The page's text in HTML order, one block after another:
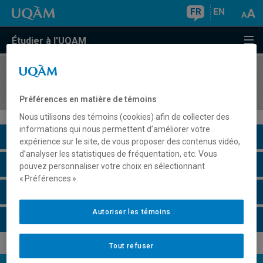
FR EN
Étudier à l'UQAM
COURS//
Description du cours
Horaire - Été 2026
Préférences en matière de témoins
Nous utilisons des témoins (cookies) afin de collecter des
informations qui nous permettent d’améliorer votre
expérience sur le site, de vous proposer des contenus vidéo,
d’analyser les statistiques de fréquentation, etc. Vous
pouvez personnaliser votre choix en sélectionnant
« Préférences ».
Tout refuser
Autoriser les témoins